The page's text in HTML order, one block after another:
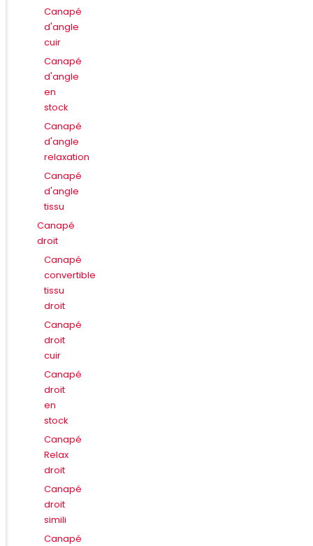
Canapé
d'angle
cuir
Canapé
d'angle
en
stock
Canapé
d'angle
relaxation
Canapé
d'angle
tissu
Canapé
droit
Canapé
convertible
tissu
droit
Canapé
droit
cuir
Canapé
droit
en
stock
Canapé
Relax
droit
Canapé
droit
simili
Canapé